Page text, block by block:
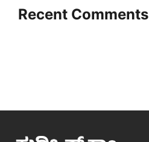
Recent Comments